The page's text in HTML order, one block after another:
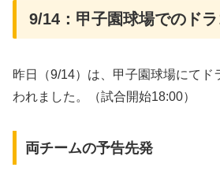
9/14：甲子園球場でのド
昨日（9/14）は、甲子園球場にてド
われました。（試合開始18:00）
両チームの予告先発